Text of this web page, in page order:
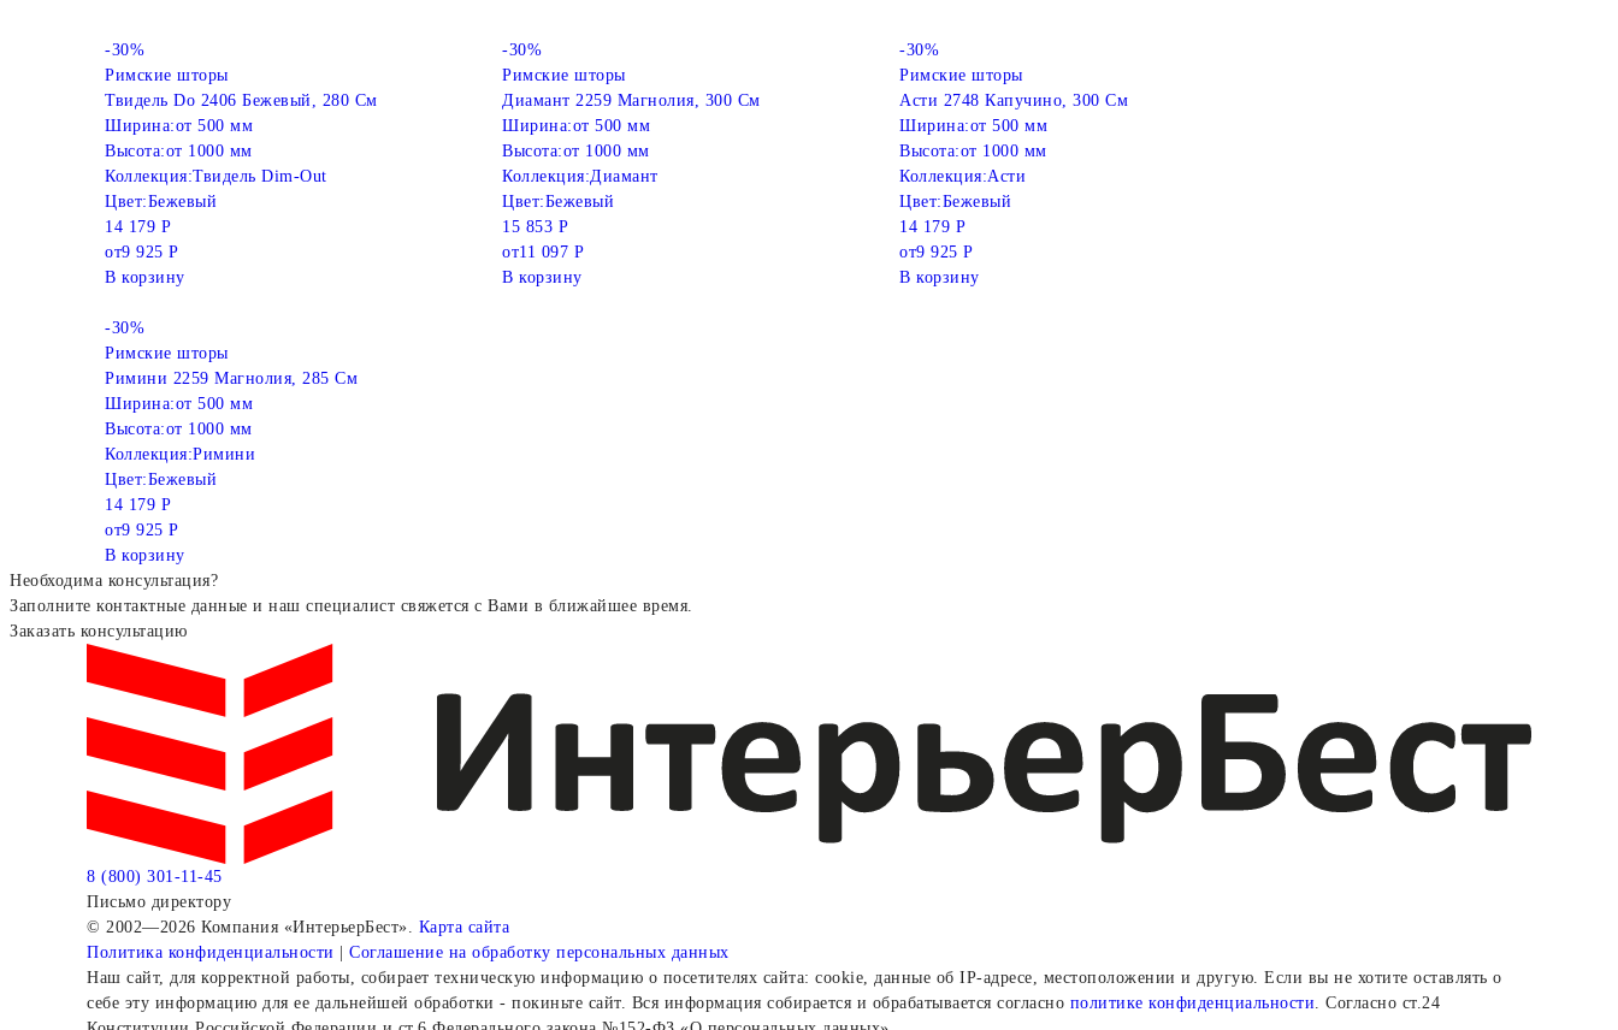
-30%
Римские шторы
Твидель Do 2406 Бежевый, 280 См
Ширина:от 500 мм
Высота:от 1000 мм
Коллекция:Твидель Dim-Out
Цвет:Бежевый
14 179 Р
от9 925 Р
В корзину
-30%
Римские шторы
Диамант 2259 Магнолия, 300 См
Ширина:от 500 мм
Высота:от 1000 мм
Коллекция:Диамант
Цвет:Бежевый
15 853 Р
от11 097 Р
В корзину
-30%
Римские шторы
Асти 2748 Капучино, 300 См
Ширина:от 500 мм
Высота:от 1000 мм
Коллекция:Асти
Цвет:Бежевый
14 179 Р
от9 925 Р
В корзину
-30%
Римские шторы
Римини 2259 Магнолия, 285 См
Ширина:от 500 мм
Высота:от 1000 мм
Коллекция:Римини
Цвет:Бежевый
14 179 Р
от9 925 Р
В корзину
Необходима консультация?
Заполните контактные данные и наш специалист свяжется с Вами в ближайшее время.
Заказать консультацию
8 (800) 301-11-45
Письмо директору
© 2002—2026 Компания «ИнтерьерБест». Карта сайта
Политика конфиденциальности | Соглашение на обработку персональных данных
Наш сайт, для корректной работы, собирает техническую информацию о посетителях сайта: cookie, данные об IP-адресе, местоположении и другую. Если вы не хотите оставлять о
себе эту информацию для ее дальнейшей обработки - покиньте сайт. Вся информация собирается и обрабатывается согласно политике конфиденциальности . Согласно ст.24